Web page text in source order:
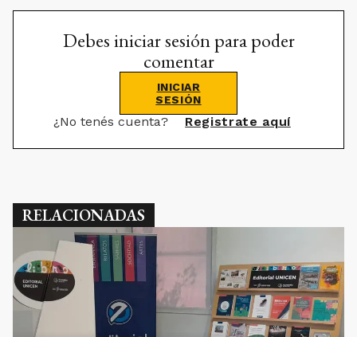
Debes iniciar sesión para poder
comentar
INICIAR
SESIÓN
¿No tenés cuenta? Registrate aquí
RELACIONADAS